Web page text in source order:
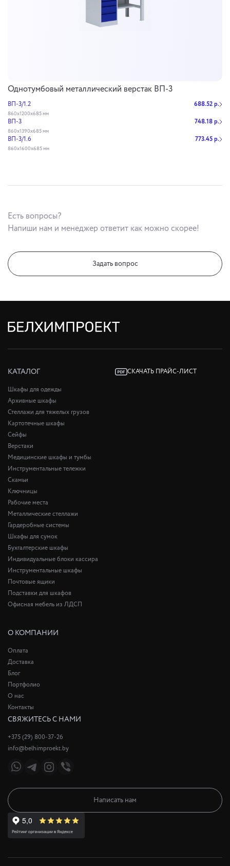
Однотумбовый металлический верстак ВП-3
ВП-3/1.2 688.52 р.
860х1200х685 мм
ВП-3 748.18 р.
860х1390х685 мм
ВП-3/1.6 773.45 р.
860х1600х685 мм
Есть вопросы?
Напиши нам и менеджер ответит как можно скорее!
Задать вопрос
КАТАЛОГ СКАЧАТЬ ПРАЙС-ЛИСТ
Шкафы для одежды
Архивные шкафы
Стеллажи для тяжелых грузов
Картотечные шкафы
Сейфы
Верстаки
Медицинские шкафы и тумбы
Инструментальные тележки
Скамьи
Ключницы
Рабочие места
Металлические стеллажи
Гардеробные системы
Шкафы для сумок
Бухгалтерские шкафы
Индивидуальные блоки кассира
Инструментальные шкафы
Почтовые ящики
Подставки для шкафов
Офисная мебель из ЛДСП
О КОМПАНИИ
Оплата
Доставка
Блог
Портфолио
О нас
Контакты
СВЯЖИТЕСЬ С НАМИ
+375 (29) 800-37-26
info@belhimproekt.by
Написать нам